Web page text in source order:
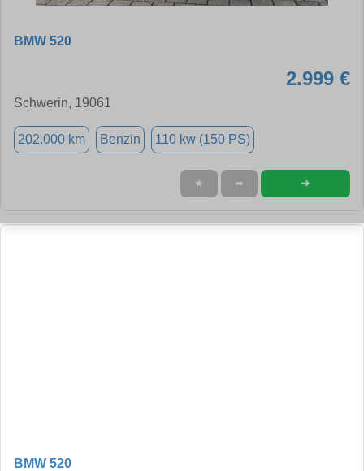
BMW 520
2.999 €
Schwerin, 19061
202.000 km Benzin 110 kw (150 PS)
★ ➦ ➜
BMW 520